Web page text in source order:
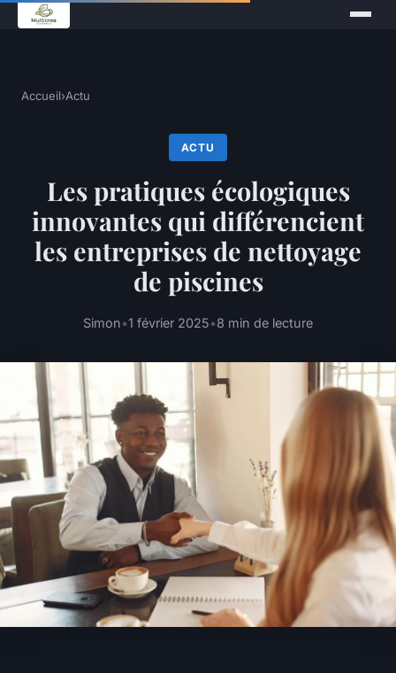
Accueil›Actu
ACTU
Les pratiques écologiques
innovantes qui différencient
les entreprises de nettoyage
de piscines
Simon•1 février 2025•8 min de lecture